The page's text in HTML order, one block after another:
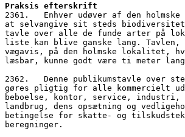
Praksis efterskrift
2361.   Enhver udøver af den holmske
at selvangive sit steds
tavle over alle de funde arter på
liste kan blive ganske lang. Tavlen,
vægavis, på den holmske lokalitet,
læsbar, kunne godt være ti meter
2362.   Denne publikumstavle over
gøres pligtig for alle kommercielt
beboelse, kontor, service, industri,
landbrug, dens opsætning og
betingelse for skatte- og
beregninger.